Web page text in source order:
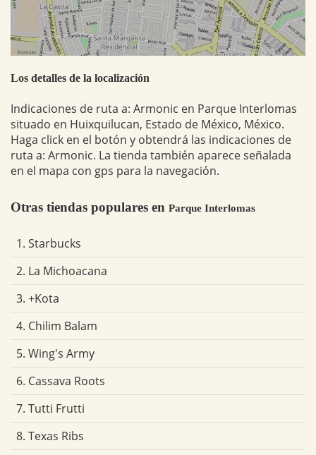
Los detalles de la localización
Indicaciones de ruta a: Armonic en Parque Interlomas
situado en Huixquilucan, Estado de México, México.
Haga click en el botón y obtendrá las indicaciones de
ruta a: Armonic. La tienda también aparece señalada
en el mapa con gps para la navegación.
Otras tiendas populares en Parque Interlomas
1. Starbucks
2. La Michoacana
3. +Kota
4. Chilim Balam
5. Wing's Army
6. Cassava Roots
7. Tutti Frutti
8. Texas Ribs